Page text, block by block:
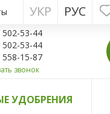
РУС
УКР
502-53-44
502-53-44
558-15-87
звонок
УДОБРЕНИЯ